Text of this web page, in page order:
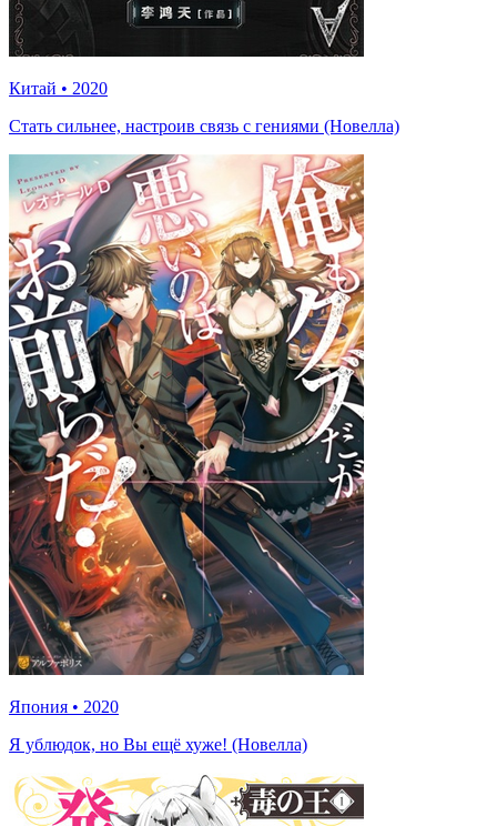
Китай • 2020
Стать сильнее, настроив связь с гениями (Новелла)
Япония • 2020
Я ублюдок, но Вы ещё хуже! (Новелла)